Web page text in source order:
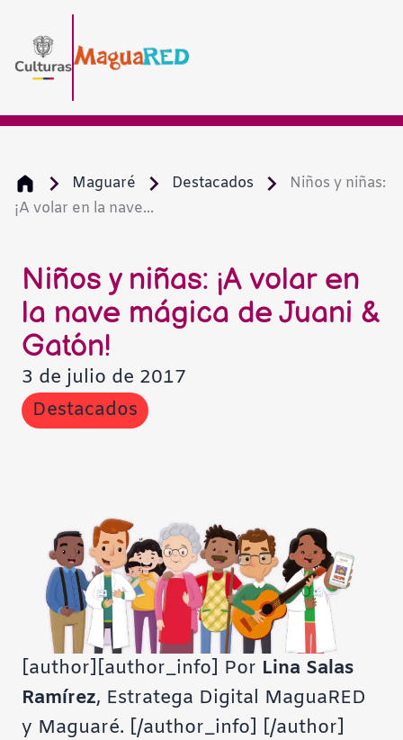
Maguaré Destacados
Niños y niñas:
¡A volar en la nave...
Niños y niñas: ¡A volar en
la nave mágica de Juani &
Gatón!
3 de julio de 2017
Destacados
[author][author_info] Por Lina Salas
Ramírez, Estratega Digital MaguaRED
y Maguaré. [/author_info] [/author]